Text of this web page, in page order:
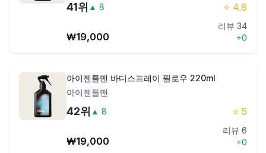
41위 ▲ 8 ⭐ 4.8
₩19,000
리뷰 34
+0
아이젠틀맨 바디스프레이 필로우 220ml
아이젠틀맨
42위 ▲ 8 ⭐ 5
₩19,000
리뷰 6
+0